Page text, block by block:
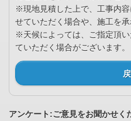
※現地見積した上で、工事内
せていただく場合や、施工を
※天候によっては、ご指定頂
ていただく場合がございます。
アンケート:ご意見をお聞かせく